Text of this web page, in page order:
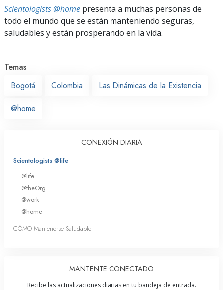
Scientologists @home presenta a muchas personas de
todo el mundo que se están manteniendo seguras,
saludables y están prosperando en la vida.
Temas
Bogotá
Colombia Las Dinámicas de la Existencia
@home
CONEXIÓN DIARIA
Scientologists @life
@life
@theOrg
@work
@home
CÓMO Mantenerse Saludable
MANTENTE CONECTADO
Recibe las actualizaciones diarias en tu bandeja de entrada.